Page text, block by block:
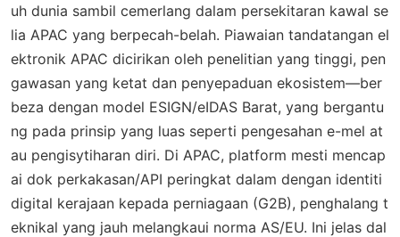
uh dunia sambil cemerlang dalam persekitaran kawal se
lia APAC yang berpecah-belah. Piawaian tandatangan el
ektronik APAC dicirikan oleh penelitian yang tinggi, pen
gawasan yang ketat dan penyepaduan ekosistem—ber
beza dengan model ESIGN/eIDAS Barat, yang bergantu
ng pada prinsip yang luas seperti pengesahan e-mel at
au pengisytiharan diri. Di APAC, platform mesti mencap
ai dok perkakasan/API peringkat dalam dengan identiti
digital kerajaan kepada perniagaan (G2B), penghalang t
eknikal yang jauh melangkaui norma AS/EU. Ini jelas dal